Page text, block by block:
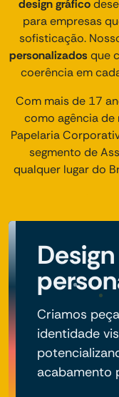
design gráfico
para empresas
sofisticação.
personalizados que
coerência em
Com mais de 17
como agência
Papelaria
segmento de
qualquer lugar do
Criamos
identidade
acabamento